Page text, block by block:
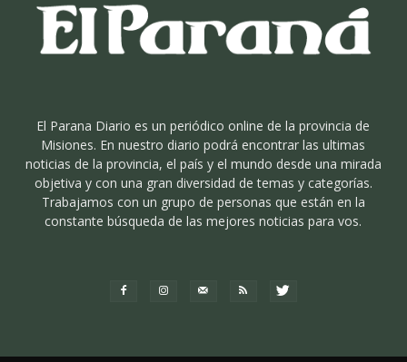
El Parana Diario es un periódico online de la provincia de
Misiones. En nuestro diario podrá encontrar las ultimas
noticias de la provincia, el país y el mundo desde una mirada
objetiva y con una gran diversidad de temas y categorías.
Trabajamos con un grupo de personas que están en la
constante búsqueda de las mejores noticias para vos.